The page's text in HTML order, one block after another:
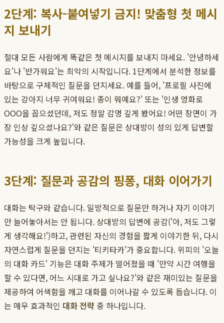
2단계: 복사-붙여넣기 금지! 맞춤형 첫 메시
지 보내기
절대 모든 사람에게 똑같은 첫 메시지를 보내지 마세요. '안녕하세
요'나 '반가워요'는 최악의 시작입니다. 1단계에서 분석한 정보를
바탕으로 구체적인 질문을 던지세요. 예를 들어, '프로필 사진에
있는 강아지 너무 귀여워요! 종이 뭐예요?' 또는 '인생 영화로
OOO을 꼽으셨던데, 저도 정말 감명 깊게 봤어요! 어떤 장면이 가
장 인상 깊으셨나요?'와 같은 질문은 상대방이 성의 있게 답변할
가능성을 크게 높입니다.
3단계: 질문과 공감의 핑퐁, 대화 이어가기
대화는 탁구와 같습니다. 일방적으로 질문만 하거나 자기 이야기
만 늘어놓아서는 안 됩니다. 상대방의 답변에 공감('아, 저도 그렇
게 생각해요!')하고, 관련된 자신의 경험을 짧게 이야기한 뒤, 다시
자연스럽게 질문을 던지는 '티키타카'가 중요합니다. 위피의 '오늘
의 대화 카드' 기능은 대화 주제가 떨어졌을 때 '만약 시간 여행을
할 수 있다면, 어느 시대로 가고 싶나요?'와 같은 재미있는 질문을
제공하여 어색함을 깨고 대화를 이어나갈 수 있도록 돕습니다. 이
는 매우 효과적인 대화 전략 중 하나입니다.